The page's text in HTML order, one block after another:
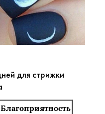
для стрижки
Благоприятность